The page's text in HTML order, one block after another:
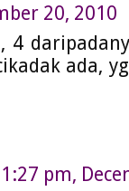
20, 2010
4
ada,
pm,